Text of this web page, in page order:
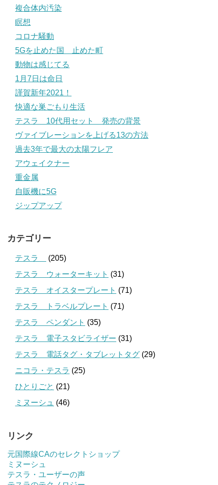
複合体内汚染
瞑想
コロナ騒動
5Gを止めた国 止めた町
動物は感じてる
1月7日は命日
謹賀新年2021！
快適な巣ごもり生活
テスラ 10代用セット 発売の背景
ヴァイブレーションを上げる13の方法
過去3年で最大の太陽フレア
アウェイクナー
重金属
自販機に5G
ジップアップ
カテゴリー
テスラ
(205)
テスラ ウォーターキット (31)
テスラ オイスタープレート (71)
テスラ トラベルプレート (71)
テスラ ペンダント (35)
テスラ 電子スタビライザー (31)
テスラ 電話タグ・タブレットタグ (29)
ニコラ・テスラ (25)
ひとりごと (21)
ミヌーシュ (46)
リンク
元国際線CAのセレクトショップ
ミヌーシュ
テスラ・ユーザーの声